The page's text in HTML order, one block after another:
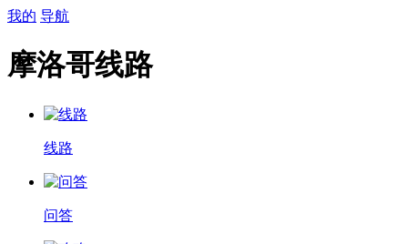
我的 导航
摩洛哥线路
线路
问答